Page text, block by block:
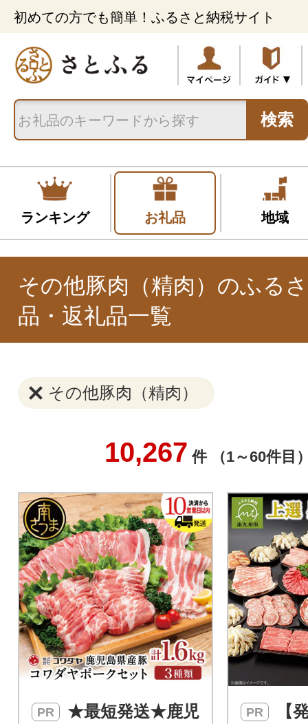
初めての方でも簡単！ふるさと納税サイト
検索
ランキング お礼品 地域
その他豚肉（精肉）のふる
品・返礼品一覧
その他豚肉（精肉）
10,267 件 （1～60件目
PR PR